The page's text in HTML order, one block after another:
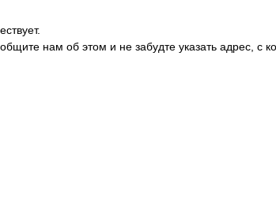
нам об этом и не забудте указать адрес, с